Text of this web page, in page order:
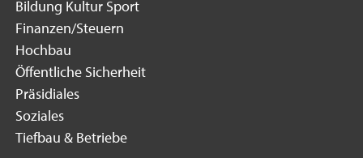
Bildung Kultur Sport
Finanzen/Steuern
Hochbau
Öffentliche Sicherheit
Präsidiales
Soziales
Tiefbau & Betriebe